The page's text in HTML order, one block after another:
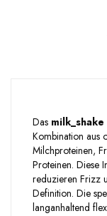
Das
Kombination aus
Milchproteinen,
Proteinen. Diese
reduzieren Frizz
Definition. Die
langanhaltend